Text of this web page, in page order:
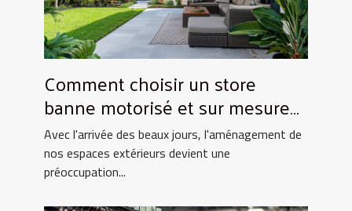
Comment choisir un store
banne motorisé et sur mesure
pour votre maison
Avec l'arrivée des beaux jours, l'aménagement de
nos espaces extérieurs devient une
préoccupation...